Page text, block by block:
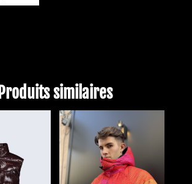
Produits similaires
PROMO !